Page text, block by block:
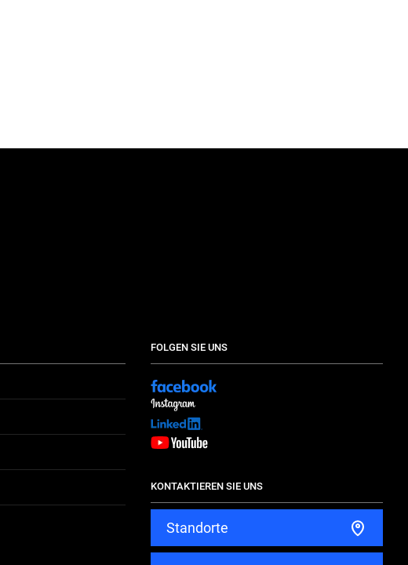
FOLGEN SIE UNS
KONTAKTIEREN SIE UNS
Standorte